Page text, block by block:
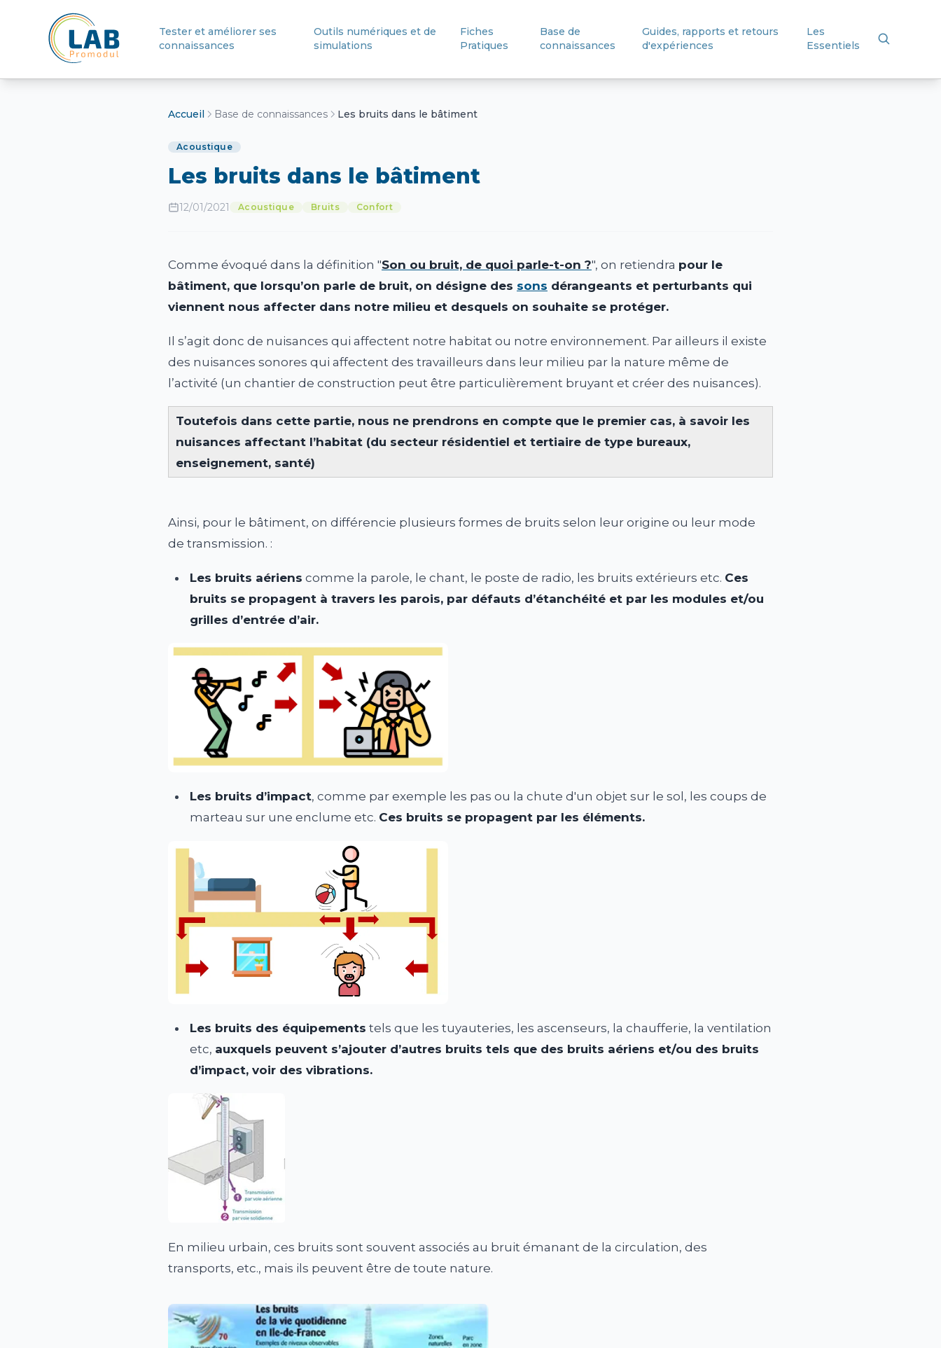
Retour à l'accueil
Tester et améliorer ses
connaissances
Outils numériques et de
simulations
Fiches
Pratiques
Base de
connaissances
Guides, rapports et retours
d'expériences
Les
Essentiels
Accueil Base de connaissances Les bruits dans le bâtiment
Acoustique
Les bruits dans le bâtiment
12/01/2021 Acoustique Bruits Confort
Comme évoqué dans la définition "Son ou bruit, de quoi parle-t-on ?", on retiendra pour le
bâtiment, que lorsqu’on parle de bruit, on désigne des sons dérangeants et perturbants qui
viennent nous affecter dans notre milieu et desquels on souhaite se protéger.
Il s’agit donc de nuisances qui affectent notre habitat ou notre environnement. Par ailleurs il existe
des nuisances sonores qui affectent des travailleurs dans leur milieu par la nature même de
l’activité (un chantier de construction peut être particulièrement bruyant et créer des nuisances).
Toutefois dans cette partie, nous ne prendrons en compte que le premier cas, à savoir les
nuisances affectant l’habitat (du secteur résidentiel et tertiaire de type bureaux,
enseignement, santé)
Ainsi, pour le bâtiment, on différencie plusieurs formes de bruits selon leur origine ou leur mode
de transmission. :
Les bruits aériens comme la parole, le chant, le poste de radio, les bruits extérieurs etc. Ces
bruits se propagent à travers les parois, par défauts d’étanchéité et par les modules et/ou
grilles d’entrée d’air.
Les bruits d’impact, comme par exemple les pas ou la chute d'un objet sur le sol, les coups de
marteau sur une enclume etc. Ces bruits se propagent par les éléments.
Les bruits des équipements tels que les tuyauteries, les ascenseurs, la chaufferie, la ventilation
etc, auxquels peuvent s’ajouter d’autres bruits tels que des bruits aériens et/ou des bruits
d’impact, voir des vibrations.
En milieu urbain, ces bruits sont souvent associés au bruit émanant de la circulation, des
transports, etc., mais ils peuvent être de toute nature.